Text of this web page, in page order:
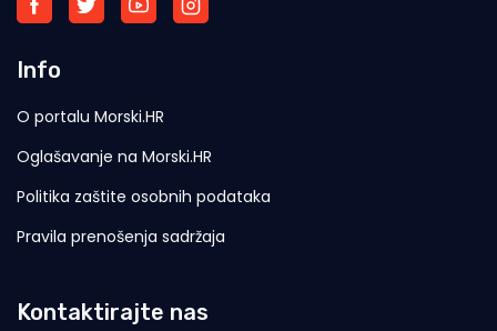
Info
O portalu Morski.HR
Oglašavanje na Morski.HR
Politika zaštite osobnih podataka
Pravila prenošenja sadržaja
Kontaktirajte nas